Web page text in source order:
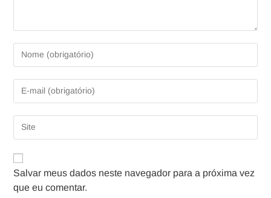
Salvar meus dados neste navegador para a próxima vez
que eu comentar.